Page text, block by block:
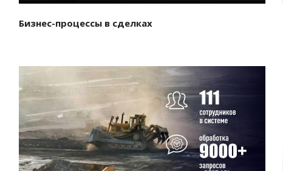
Бизнес-процессы в сделках
Смотреть проект